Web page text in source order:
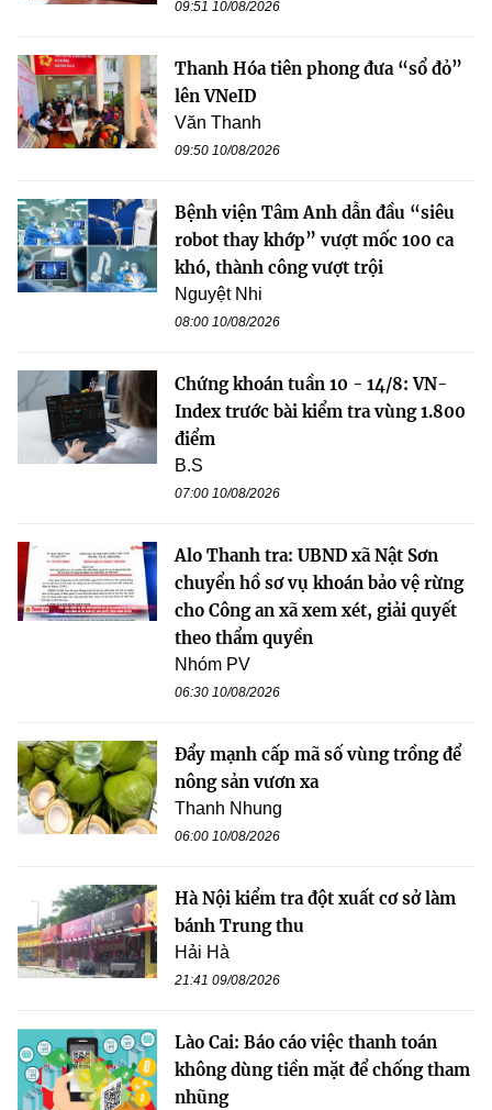
09:51 10/08/2026
Thanh Hóa tiên phong đưa “sổ đỏ”
lên VNeID
Văn Thanh
09:50 10/08/2026
Bệnh viện Tâm Anh dẫn đầu “siêu
robot thay khớp” vượt mốc 100 ca
khó, thành công vượt trội
Nguyệt Nhi
08:00 10/08/2026
Chứng khoán tuần 10 - 14/8: VN-
Index trước bài kiểm tra vùng 1.800
điểm
B.S
07:00 10/08/2026
Alo Thanh tra: UBND xã Nật Sơn
chuyển hồ sơ vụ khoán bảo vệ rừng
cho Công an xã xem xét, giải quyết
theo thẩm quyền
Nhóm PV
06:30 10/08/2026
Đẩy mạnh cấp mã số vùng trồng để
nông sản vươn xa
Thanh Nhung
06:00 10/08/2026
Hà Nội kiểm tra đột xuất cơ sở làm
bánh Trung thu
Hải Hà
21:41 09/08/2026
Lào Cai: Báo cáo việc thanh toán
không dùng tiền mặt để chống tham
nhũng